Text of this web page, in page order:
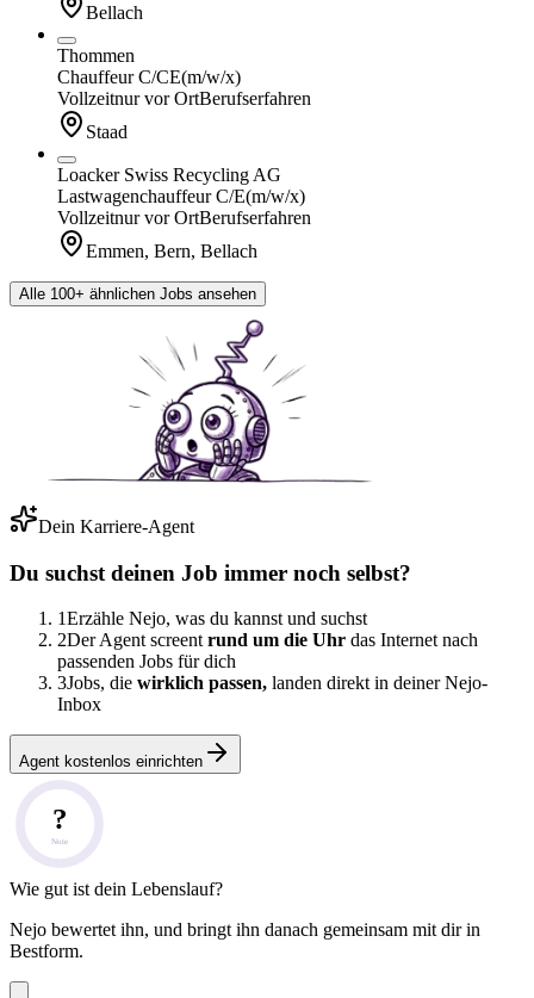
Bellach
Thommen
Chauffeur C/CE(m/w/x)
Vollzeitnur vor OrtBerufserfahren
Staad
Loacker Swiss Recycling AG
Lastwagenchauffeur C/E(m/w/x)
Vollzeitnur vor OrtBerufserfahren
Emmen, Bern, Bellach
Alle 100+ ähnlichen Jobs ansehen
Dein Karriere-Agent
Du suchst deinen Job immer noch selbst?
1Erzähle Nejo, was du kannst und suchst
2Der Agent screent rund um die Uhr das Internet nach
passenden Jobs für dich
3Jobs, die wirklich passen, landen direkt in deiner Nejo-
Inbox
Agent kostenlos einrichten
?
Note
Wie gut ist dein Lebenslauf?
Nejo bewertet ihn, und bringt ihn danach gemeinsam mit dir in
Bestform.